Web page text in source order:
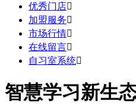
优秀门店
加盟服务
市场行情
在线留言
自习室系统
智慧学习新生